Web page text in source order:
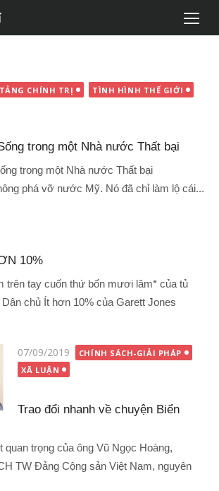
CHÍNH TRỊ
TÌNH HÌNH THẾ GIỚI
trong một Nhà nước Thất bại
trong một Nhà nước Thất bại
phá vỡ nước Mỹ. Nó đã chỉ làm lộ cái...
10%
trên tay cuốn thứ bốn mươi lăm* của tủ
chủ Ít hơn 10% của Garett Jones
Đăng
vào
07/09/2019
CHÍNH SÁCH-GIẢI PHÁP
XÃ LUẬN
Trao đổi nhanh về chuyện Biển
quan trọng của ông Vũ Ngọc Hoàng,
TW Đảng Cộng sản Việt Nam, nguyên